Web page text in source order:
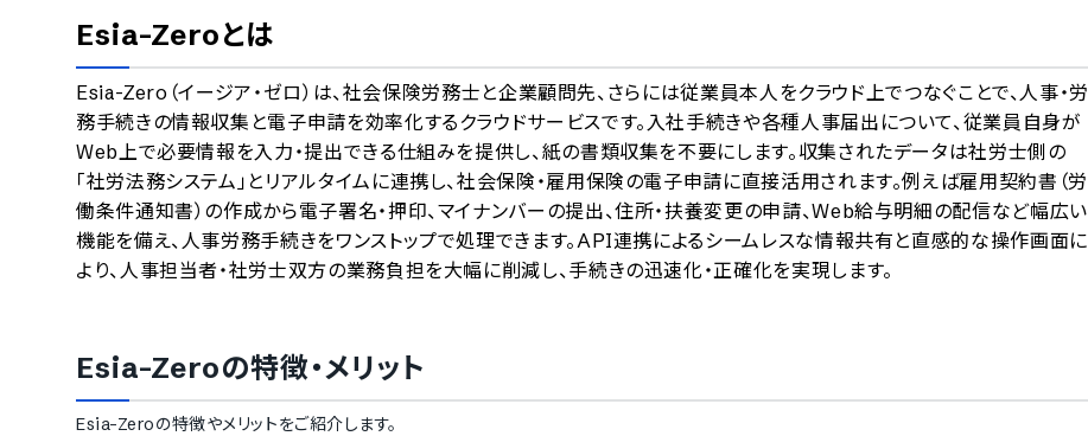
Esia-Zeroとは
Esia-Zero（イージア・ゼロ）は、社会保険労務士と企業顧問先、さらには従業員本人をクラウド上でつなぐことで、人事・労
務手続きの情報収集と電子申請を効率化するクラウドサービスです。入社手続きや各種人事届出について、従業員自身が
Web上で必要情報を入力・提出できる仕組みを提供し、紙の書類収集を不要にします。収集されたデータは社労士側の
「社労法務システム」とリアルタイムに連携し、社会保険・雇用保険の電子申請に直接活用されます。例えば雇用契約書（労
働条件通知書）の作成から電子署名・押印、マイナンバーの提出、住所・扶養変更の申請、Web給与明細の配信など幅広い
機能を備え、人事労務手続きをワンストップで処理できます。API連携によるシームレスな情報共有と直感的な操作画面に
より、人事担当者・社労士双方の業務負担を大幅に削減し、手続きの迅速化・正確化を実現します。
Esia-Zeroの特徴・メリット
Esia-Zeroの特徴やメリットをご紹介します。